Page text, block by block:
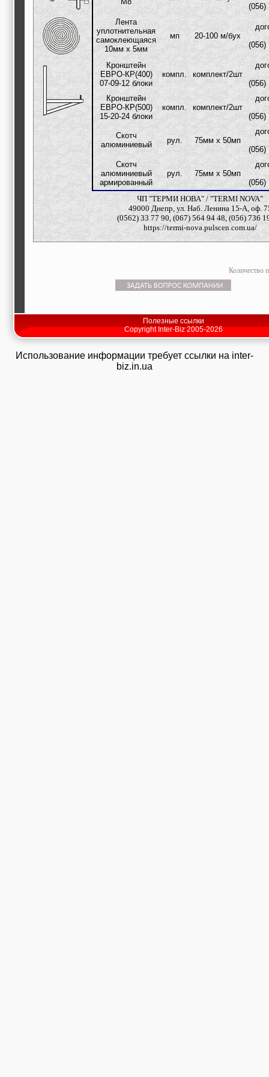
строительные и
отделочные
материалы,
строительные
машины и техника,
все для
коммуникаций
путешествия,
авиакомпании, ж/д
перевозки,
пансионаты, отели,
Трудоустройство,
кадровые агентства,
крюининг
Программирование
(056)
Лента
уплотнительная
самоклеющаяся
10мм х 5мм
мп 20-100 м/бух
(056)
Кронштейн
ЕВРО-КР(400)
07-09-12 блоки
компл. комплект/2шт
(056)
Кронштейн
ЕВРО-КР(500)
15-20-24 блоки
компл. комплект/2шт
(056)
Скотч
алюминиевый
рул. 75мм х 50мп
(056)
Скотч
алюминиевый
армированный
рул. 75мм х 50мп
(056)
ЧП "ТЕРМИ НОВА" / "TERMI NOVA"
49000 Днепр, ул. Наб. Ленина 15-А, оф.
(0562) 33 77 90, (067) 564 94 48, (056) 736
https://termi-nova.pulscen.com.ua/
Количество
Полезные ссылки
Copyright Inter-Biz 2005-2026
Использование информации требует ссылки на inter-
biz.in.ua